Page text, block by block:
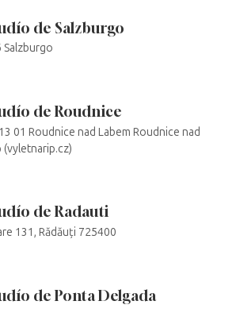
de Salzburgo
de Roudnice
01 Roudnice nad Labem Roudnice nad
(vyletnarip.cz)
de Radauti
131, Rădăuți 725400
de Ponta Delgada